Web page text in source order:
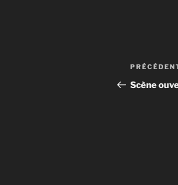
de
Article
précédent
Scène